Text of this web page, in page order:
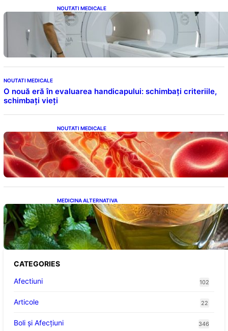
NOUTATI MEDICALE
Impactul Substanțelor de Contrast în RMN:
Îngrijorări Legate de Gadoliniu și Acidul
Oxalic
NOUTATI MEDICALE
O nouă eră în evaluarea handicapului: schimbați criteriile,
schimbați vieți
NOUTATI MEDICALE
Vitamina K: Beneficii, Riscuri și Interacțiuni
în Coagularea Sângelui
MEDICINA ALTERNATIVA
Roinița: Soluția Naturală pentru Reducerea
Cortizolului și Îmbunătățirea Somnului
CATEGORIES
Afectiuni
102
Articole 22
Boli și Afecțiuni 346